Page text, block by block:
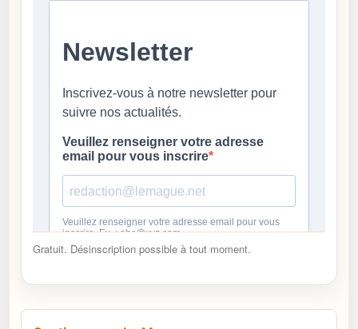
Gratuit. Désinscription possible à tout moment.